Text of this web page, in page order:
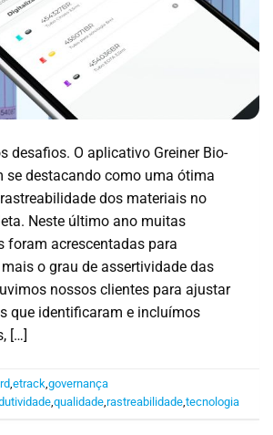
desafios. O aplicativo Greiner Bio-
se destacando como uma ótima
dos materiais no
Neste último ano muitas
foram acrescentadas para
o grau de assertividade das
nossos clientes para ajustar
que identificaram e incluímos
[…]
,etrack,governança
,qualidade,rastreabilidade,tecnologia